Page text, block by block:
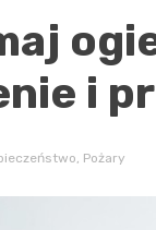
i
, Pożary